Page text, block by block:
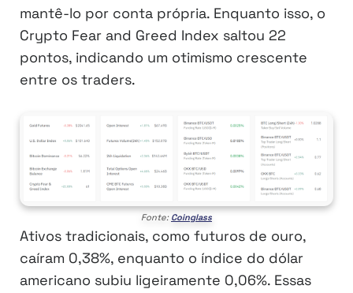
mantê-lo por conta própria. Enquanto isso, o
Crypto Fear and Greed Index saltou 22
pontos, indicando um otimismo crescente
entre os traders.
Fonte: Coinglass
Ativos tradicionais, como futuros de ouro,
caíram 0,38%, enquanto o índice do dólar
americano subiu ligeiramente 0,06%. Essas